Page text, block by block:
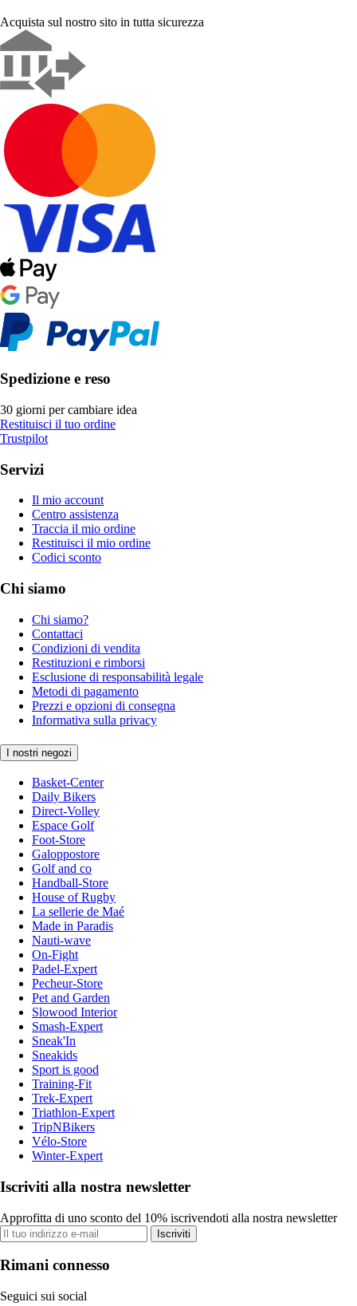
Acquista sul nostro sito in tutta sicurezza
Spedizione e reso
30 giorni per cambiare idea
Restituisci il tuo ordine
Trustpilot
Servizi
Il mio account
Centro assistenza
Traccia il mio ordine
Restituisci il mio ordine
Codici sconto
Chi siamo
Chi siamo?
Contattaci
Condizioni di vendita
Restituzioni e rimborsi
Esclusione di responsabilità legale
Metodi di pagamento
Prezzi e opzioni di consegna
Informativa sulla privacy
I nostri negozi
Basket-Center
Daily Bikers
Direct-Volley
Espace Golf
Foot-Store
Galoppostore
Golf and co
Handball-Store
House of Rugby
La sellerie de Maé
Made in Paradis
Nauti-wave
On-Fight
Padel-Expert
Pecheur-Store
Pet and Garden
Slowood Interior
Smash-Expert
Sneak'In
Sneakids
Sport is good
Training-Fit
Trek-Expert
Triathlon-Expert
TripNBikers
Vélo-Store
Winter-Expert
Iscriviti alla nostra newsletter
Approfitta di uno sconto del 10% iscrivendoti alla nostra newsletter
Iscriviti
Rimani connesso
Seguici sui social